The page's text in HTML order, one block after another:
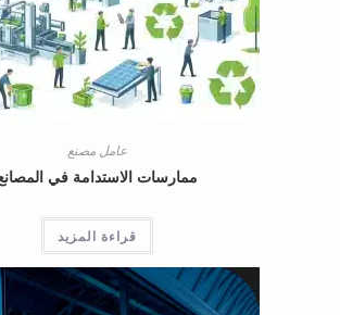
عامل مصنع
ممارسات الاستدامة في
قراءة المزيد